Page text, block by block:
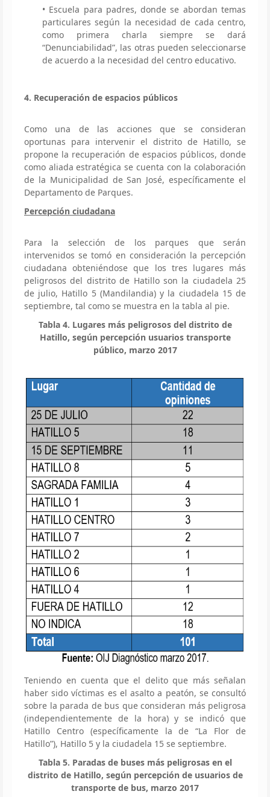
• Escuela para padres, donde se abordan temas
particulares según la necesidad de cada centro,
como primera charla siempre se dará
“Denunciabilidad”, las otras pueden seleccionarse
de acuerdo a la necesidad del centro educativo.
4. Recuperación de espacios públicos
Como una de las acciones que se consideran
oportunas para intervenir el distrito de Hatillo, se
propone la recuperación de espacios públicos, donde
como aliada estratégica se cuenta con la colaboración
de la Municipalidad de San José, específicamente el
Departamento de Parques.
Percepción ciudadana
Para la selección de los parques que serán
intervenidos se tomó en consideración la percepción
ciudadana obteniéndose que los tres lugares más
peligrosos del distrito de Hatillo son la ciudadela 25
de julio, Hatillo 5 (Mandilandia) y la ciudadela 15 de
septiembre, tal como se muestra en la tabla al pie.
Tabla 4. Lugares más peligrosos del distrito de
Hatillo, según percepción usuarios transporte
público, marzo 2017
Teniendo en cuenta que el delito que más señalan
haber sido víctimas es el asalto a peatón, se consultó
sobre la parada de bus que consideran más peligrosa
(independientemente de la hora) y se indicó que
Hatillo Centro (específicamente la de “La Flor de
Hatillo”), Hatillo 5 y la ciudadela 15 se septiembre.
Tabla 5. Paradas de buses más peligrosas en el
distrito de Hatillo, según percepción de usuarios de
transporte de bus, marzo 2017